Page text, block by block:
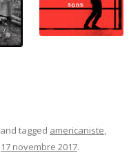
and tagged americaniste,
17 novembre 2017.